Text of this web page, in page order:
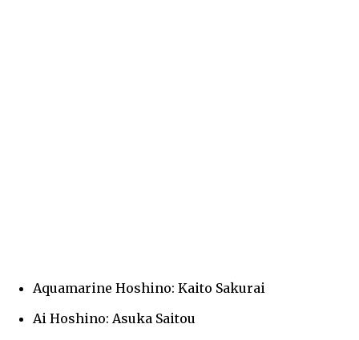
Aquamarine Hoshino: Kaito Sakurai
Ai Hoshino: Asuka Saitou